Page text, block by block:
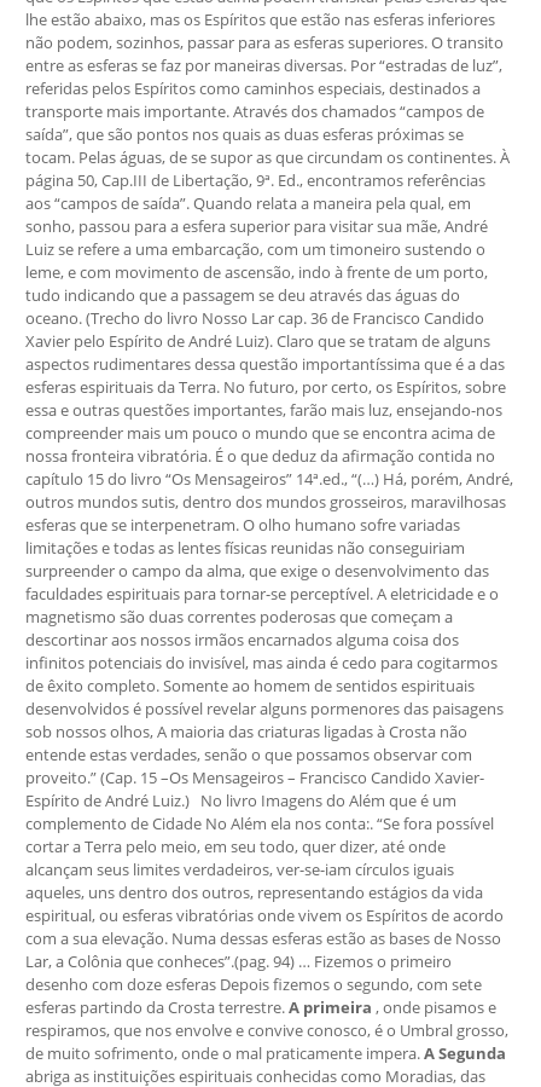
lhe estão abaixo, mas os Espíritos que estão nas esferas inferiores
não podem, sozinhos, passar para as esferas superiores. O transito
entre as esferas se faz por maneiras diversas. Por “estradas de luz”,
referidas pelos Espíritos como caminhos especiais, destinados a
transporte mais importante. Através dos chamados “campos de
saída”, que são pontos nos quais as duas esferas próximas se
tocam. Pelas águas, de se supor as que circundam os continentes. À
página 50, Cap.III de Libertação, 9ª. Ed., encontramos referências
aos “campos de saída”. Quando relata a maneira pela qual, em
sonho, passou para a esfera superior para visitar sua mãe, André
Luiz se refere a uma embarcação, com um timoneiro sustendo o
leme, e com movimento de ascensão, indo à frente de um porto,
tudo indicando que a passagem se deu através das águas do
oceano. (Trecho do livro Nosso Lar cap. 36 de Francisco Candido
Xavier pelo Espírito de André Luiz). Claro que se tratam de alguns
aspectos rudimentares dessa questão importantíssima que é a das
esferas espirituais da Terra. No futuro, por certo, os Espíritos, sobre
essa e outras questões importantes, farão mais luz, ensejando-nos
compreender mais um pouco o mundo que se encontra acima de
nossa fronteira vibratória. É o que deduz da afirmação contida no
capítulo 15 do livro “Os Mensageiros” 14ª.ed., “(…) Há, porém, André,
outros mundos sutis, dentro dos mundos grosseiros, maravilhosas
esferas que se interpenetram. O olho humano sofre variadas
limitações e todas as lentes físicas reunidas não conseguiriam
surpreender o campo da alma, que exige o desenvolvimento das
faculdades espirituais para tornar-se perceptível. A eletricidade e o
magnetismo são duas correntes poderosas que começam a
descortinar aos nossos irmãos encarnados alguma coisa dos
infinitos potenciais do invisível, mas ainda é cedo para cogitarmos
de êxito completo. Somente ao homem de sentidos espirituais
desenvolvidos é possível revelar alguns pormenores das paisagens
sob nossos olhos, A maioria das criaturas ligadas à Crosta não
entende estas verdades, senão o que possamos observar com
proveito.” (Cap. 15 –Os Mensageiros – Francisco Candido Xavier-
Espírito de André Luiz.) No livro Imagens do Além que é um
complemento de Cidade No Além ela nos conta:. “Se fora possível
cortar a Terra pelo meio, em seu todo, quer dizer, até onde
alcançam seus limites verdadeiros, ver-se-iam círculos iguais
aqueles, uns dentro dos outros, representando estágios da vida
espiritual, ou esferas vibratórias onde vivem os Espíritos de acordo
com a sua elevação. Numa dessas esferas estão as bases de Nosso
Lar, a Colônia que conheces”.(pag. 94) … Fizemos o primeiro
desenho com doze esferas Depois fizemos o segundo, com sete
esferas partindo da Crosta terrestre.A primeira , onde pisamos e
respiramos, que nos envolve e convive conosco, é o Umbral grosso,
de muito sofrimento, onde o mal praticamente impera.A Segunda
abriga as instituições espirituais conhecidas como Moradias, das